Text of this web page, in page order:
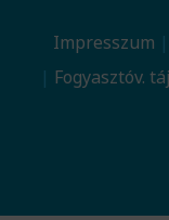
Impresszum
Fogyasztóv.